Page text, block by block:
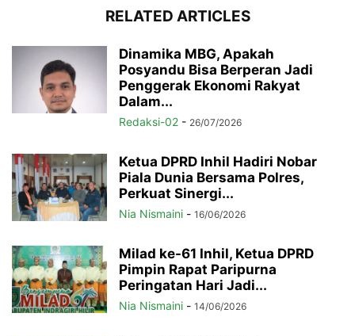
RELATED ARTICLES
Dinamika MBG, Apakah
Posyandu Bisa Berperan Jadi
Penggerak Ekonomi Rakyat
Dalam...
Redaksi-02 - 26/07/2026
Ketua DPRD Inhil Hadiri Nobar
Piala Dunia Bersama Polres,
Perkuat Sinergi...
Nia Nismaini - 16/06/2026
Milad ke-61 Inhil, Ketua DPRD
Pimpin Rapat Paripurna
Peringatan Hari Jadi...
Nia Nismaini - 14/06/2026